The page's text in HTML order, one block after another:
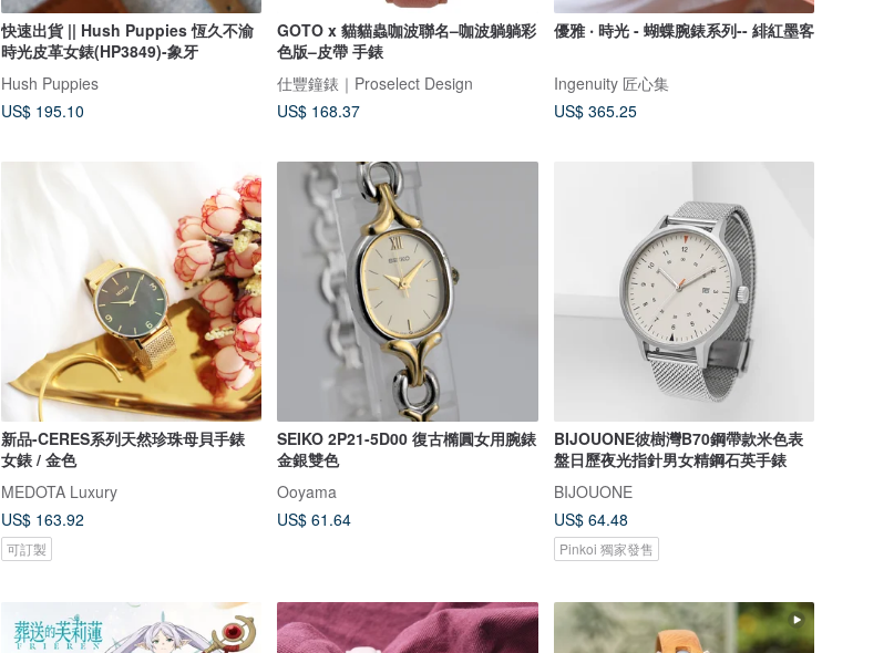
快速出貨 || Hush Puppies 恆久不渝
時光皮革女錶(HP3849)-象牙
Hush Puppies
US$ 195.10
GOTO x 貓貓蟲咖波聯名–咖波躺躺彩
色版–皮帶 手錶
仕豐鐘錶｜Proselect Design
US$ 168.37
優雅 ‧ 時光 - 蝴蝶腕錶系列-- 緋紅墨客
Ingenuity 匠心集
US$ 365.25
新品-CERES系列天然珍珠母貝手錶
女錶 / 金色
MEDOTA Luxury
US$ 163.92
可訂製
SEIKO 2P21-5D00 復古橢圓女用腕錶
金銀雙色
Ooyama
US$ 61.64
BIJOUONE彼樹灣B70鋼帶款米色表
盤日歷夜光指針男女精鋼石英手錶
BIJOUONE
US$ 64.48
Pinkoi 獨家發售